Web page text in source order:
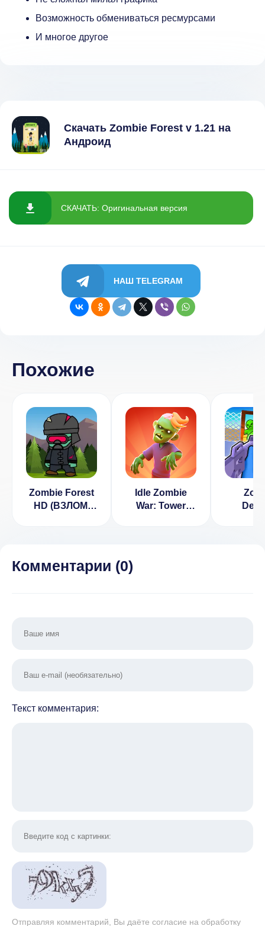
Возможность обмениваться ресмурсами
И многое другое
Скачать Zombie Forest v 1.21 на
Андроид
СКАЧАТЬ: Оригинальная версия
НАШ TELEGRAM
Похожие
Zombie Forest
HD (ВЗЛОМ,
Idle Zombie
War: Tower
Комментарии (0)
Текст комментария:
Отправляя комментарий, Вы даёте согласие на обработку